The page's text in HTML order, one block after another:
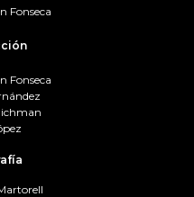
Fonseca
Fonseca